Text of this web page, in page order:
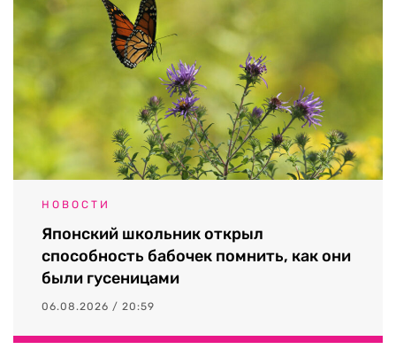
НОВОСТИ
Японский школьник открыл
способность бабочек помнить, как они
были гусеницами
06.08.2026 / 20:59